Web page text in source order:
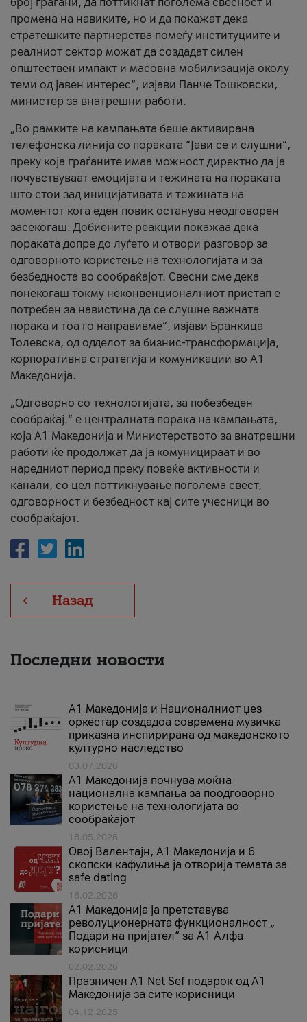
промена на навиките, но и да покажат дека
стратешките партнерства помеѓу институциите и
реалниот сектор можат да создадат силен
општествен импакт и масовна мобилизација околу
теми од јавен интерес“, изјави Панче Тошковски,
министер за внатрешни работи.
„Во рамките на кампањата беше активирана
телефонска линија со пораката “Јави се и слушни”,
преку која граѓаните имаа можност директно да ја
почувствуваат емоцијата и тежината на пораката
што стои зад иницијативата и тежината на
моментот кога еден повик останува неодговорен
засекогаш. Добиените реакции покажаа дека
пораката допре до луѓето и отвори разговор за
одговорното користење на технологијата и за
безбедноста во сообраќајот. Свесни сме дека
понекогаш токму неконвенционалниот пристап е
потребен за навистина да се слушне важната
порака и тоа го направивме”, изјави Бранкица
Толевска, од одделот за бизнис-трансформација,
корпоративна стратегија и комуникации во А1
Македонија.
„Одговорно со технологијата, за побезбеден
сообраќај.“ е централната порака на кампањата,
која A1 Македонија и Министерството за внатрешни
работи ќе продолжат да ја комуницираат и во
наредниот период преку повеќе активности и
канали, со цел поттикнување поголема свест,
одговорност и безбедност кај сите учесници во
сообраќајот.
Назад
Последни новости
А1 Македонија и Националниот џез
оркестар создадоа современа музичка
приказна инспирирана од македонското
културно наследство
03.07.2026
A1 Македонија почнува моќна
национална кампања за поодговорно
користење на технологијата во
сообраќајот
18.05.2026
Овој Валентајн, A1 Македонија и 6
скопски кафулиња ја отворија темата за
safe dating
16.02.2026
А1 Македонија ја претставува
револуционерната функционалност „
Подари на пријател“ за А1 Алфа
корисници
02.02.2026
Празничен A1 Net Sеf подарок од А1
Македонија за сите корисници
04.12.2025